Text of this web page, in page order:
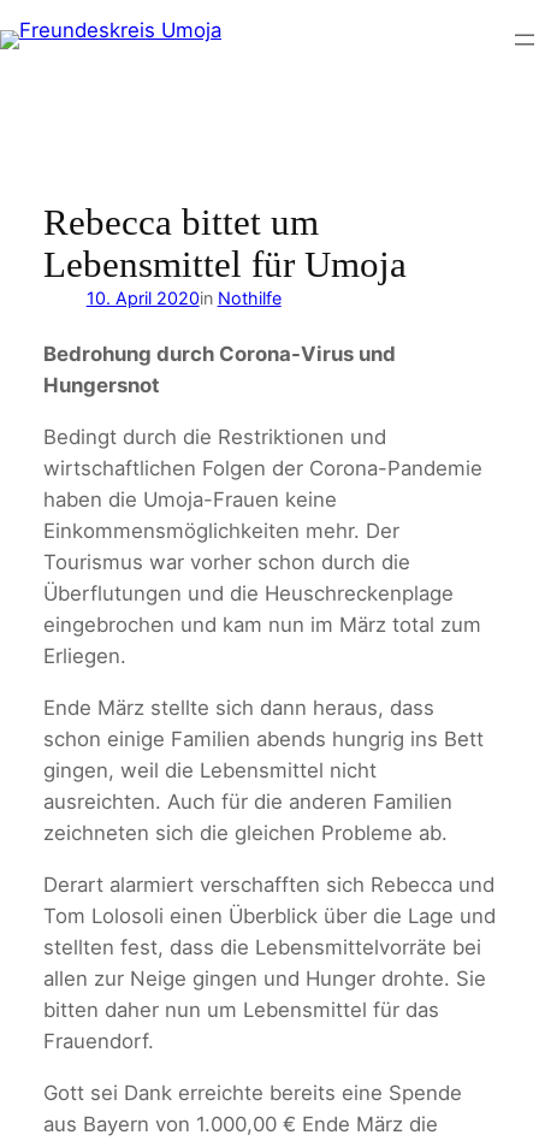
Inhalt
Rebecca bittet um
Lebensmittel für Umoja
10. April 2020in Nothilfe
Bedrohung durch Corona-Virus und
Hungersnot
Bedingt durch die Restriktionen und
wirtschaftlichen Folgen der Corona-Pandemie
haben die Umoja-Frauen keine
Einkommensmöglichkeiten mehr. Der
Tourismus war vorher schon durch die
Überflutungen und die Heuschreckenplage
eingebrochen und kam nun im März total zum
Erliegen.
Ende März stellte sich dann heraus, dass
schon einige Familien abends hungrig ins Bett
gingen, weil die Lebensmittel nicht
ausreichten. Auch für die anderen Familien
zeichneten sich die gleichen Probleme ab.
Derart alarmiert verschafften sich Rebecca und
Tom Lolosoli einen Überblick über die Lage und
stellten fest, dass die Lebensmittelvorräte bei
allen zur Neige gingen und Hunger drohte. Sie
bitten daher nun um Lebensmittel für das
Frauendorf.
Gott sei Dank erreichte bereits eine Spende
aus Bayern von 1.000,00 € Ende März die